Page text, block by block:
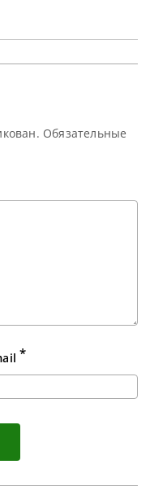
от
внимание
где
Обязательные
*